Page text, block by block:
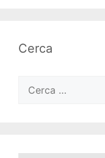
Cerca
per: